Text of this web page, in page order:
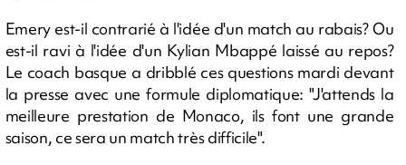
Emery est-il contrarié à l'idée d'un match au rabais? Ou
est-il ravi à l'idée d'un Kylian Mbappé laissé au repos?
Le coach basque a dribblé ces questions mardi devant
la presse avec une formule diplomatique: "J'attends la
meilleure prestation de Monaco, ils font une grande
saison, ce sera un match très difficile".